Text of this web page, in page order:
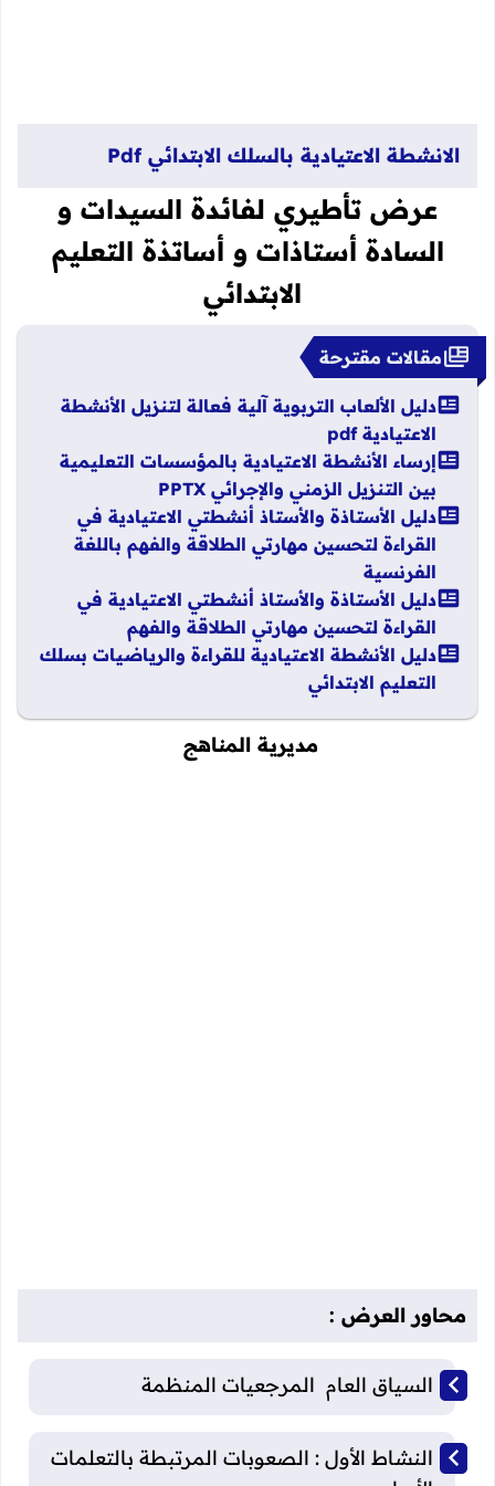
الانشطة الاعتيادية بالسلك الابتدائي Pdf
عرض تأطيري لفائدة السيدات و
السادة أستاذات و أساتذة التعليم
الابتدائي
مقالات مقترحة
دليل الألعاب التربوية آلية فعالة لتنزيل الأنشطة
الاعتيادية pdf
إرساء الأنشطة الاعتيادية بالمؤسسات التعليمية
بين التنزيل الزمني والإجرائي PPTX
دليل الأستاذة والأستاذ أنشطتي الاعتيادية في
القراءة لتحسين مهارتي الطلاقة والفهم باللغة
الفرنسية
دليل الأستاذة والأستاذ أنشطتي الاعتيادية في
القراءة لتحسين مهارتي الطلاقة والفهم
دليل الأنشطة الاعتيادية للقراءة والرياضيات بسلك
التعليم الابتدائي
مديرية المناهج
محاور العرض :
السياق العام المرجعيات المنظمة
النشاط الأول : الصعوبات المرتبطة بالتعلمات